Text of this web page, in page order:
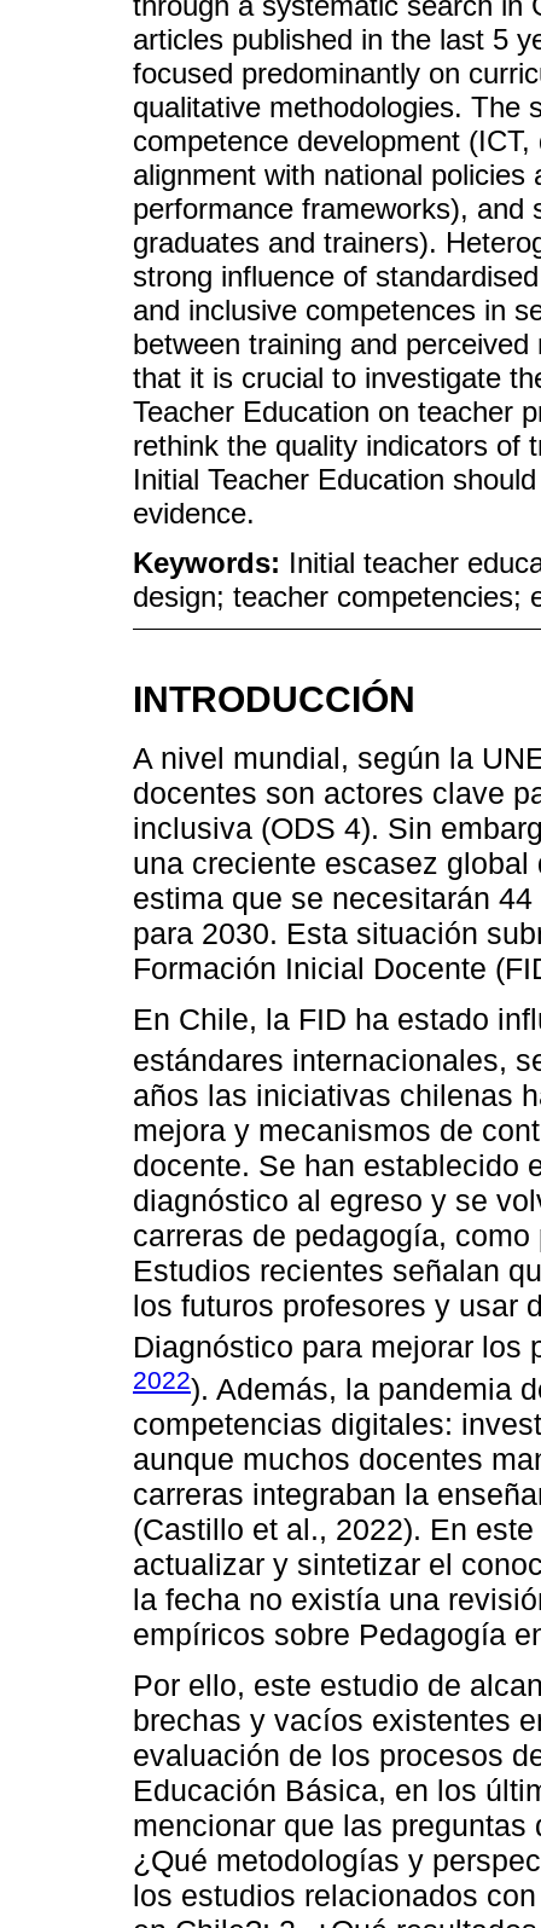
articles published in the last 5
focused predominantly on
qualitative methodologies. The
competence development
alignment with national
performance frameworks), and
graduates and trainers).
strong influence of
and inclusive competences in
between training and
that it is crucial to investigate
Teacher Education on teacher
rethink the quality indicators of
Initial Teacher Education
evidence.
Keywords: Initial teacher
design; teacher competencies;
INTRODUCCIÓN
A nivel mundial, según la
docentes son actores clave
inclusiva (ODS 4). Sin
una creciente escasez
estima que se necesitarán
para 2030. Esta situación
Formación Inicial Docente
En Chile, la FID ha estado
estándares internacionales,
años las iniciativas chilenas
mejora y mecanismos de
docente. Se han establecido
diagnóstico al egreso y se
carreras de pedagogía,
Estudios recientes señalan
los futuros profesores y usar
Diagnóstico para mejorar los
2022). Además, la pandemia
competencias digitales:
aunque muchos docentes
carreras integraban la
(Castillo et al., 2022). En
actualizar y sintetizar el
la fecha no existía una
empíricos sobre Pedagogía
Por ello, este estudio de
brechas y vacíos existentes
evaluación de los procesos
Educación Básica, en los
mencionar que las
¿Qué metodologías y
los estudios relacionados